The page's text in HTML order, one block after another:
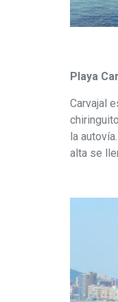
Playa
Carvajal
la
alta se